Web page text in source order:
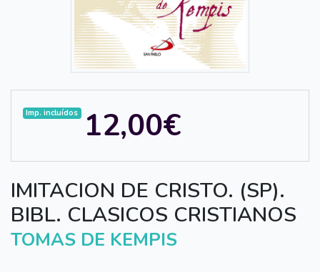
IMITACION DE CRISTO. (SP).
BIBL. CLASICOS CRISTIANOS
TOMAS DE KEMPIS
Imp. incluídos 12,00€